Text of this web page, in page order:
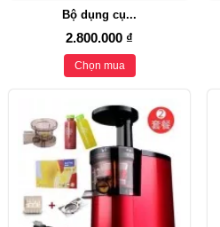
Bộ dụng cụ...
2.800.000 ₫
Chọn mua